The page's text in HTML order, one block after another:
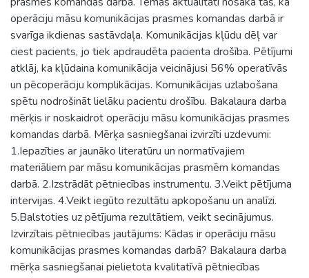
operāciju māsu komunikācijas prasmes komandas darbā ir
svarīga ikdienas sastāvdaļa. Komunikācijas kļūdu dēļ var
ciest pacients, jo tiek apdraudēta pacienta drošība. Pētījumi
atklāj, ka kļūdaina komunikācija veicinājusi 56% operatīvās
un pēcoperāciju komplikācijas. Komunikācijas uzlabošana
spētu nodrošināt lielāku pacientu drošību. Bakalaura darba
mērķis ir noskaidrot operāciju māsu komunikācijas prasmes
komandas darbā. Mērķa sasniegšanai izvirzīti uzdevumi:
1.Iepazīties ar jaunāko literatūru un normatīvajiem
materiāliem par māsu komunikācijas prasmēm komandas
darbā. 2.Izstrādāt pētniecības instrumentu. 3.Veikt pētījuma
intervijas. 4.Veikt iegūto rezultātu apkopošanu un analīzi.
5.Balstoties uz pētījuma rezultātiem, veikt secinājumus.
Izvirzītais pētniecības jautājums: Kādas ir operāciju māsu
komunikācijas prasmes komandas darbā? Bakalaura darba
mērķa sasniegšanai pielietota kvalitatīvā pētniecības